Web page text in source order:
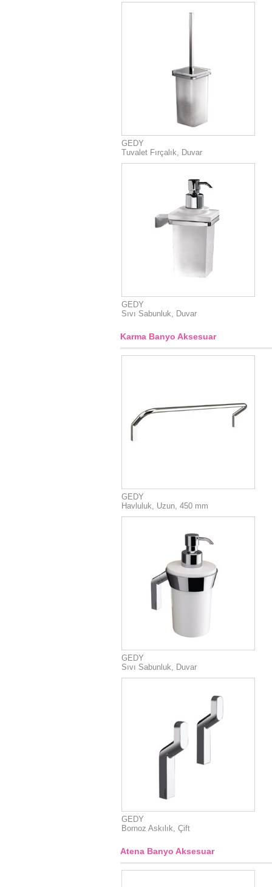
GEDY
Tuvalet Fırçalık, Duvar
GEDY
Sıvı Sabunluk, Duvar
Karma Banyo Aksesuar
GEDY
Havluluk, Uzun, 450 mm
GEDY
Sıvı Sabunluk, Duvar
GEDY
Bornoz Askılık, Çift
Atena Banyo Aksesuar